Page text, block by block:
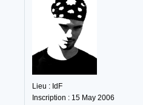
Lieu : IdF
Inscription : 15 May 2006